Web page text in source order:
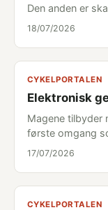
Den anden er
18/07/2026
CYKELPORTALEN
Elektronisk
Magene tilbyder
første omgang
17/07/2026
CYKELPORTALEN